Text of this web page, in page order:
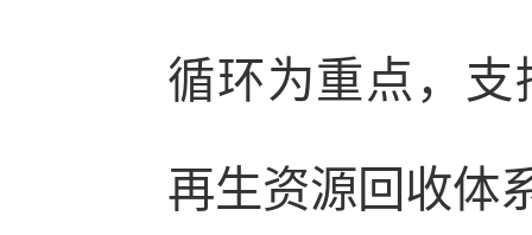
循环为重点，
再生资源回收体